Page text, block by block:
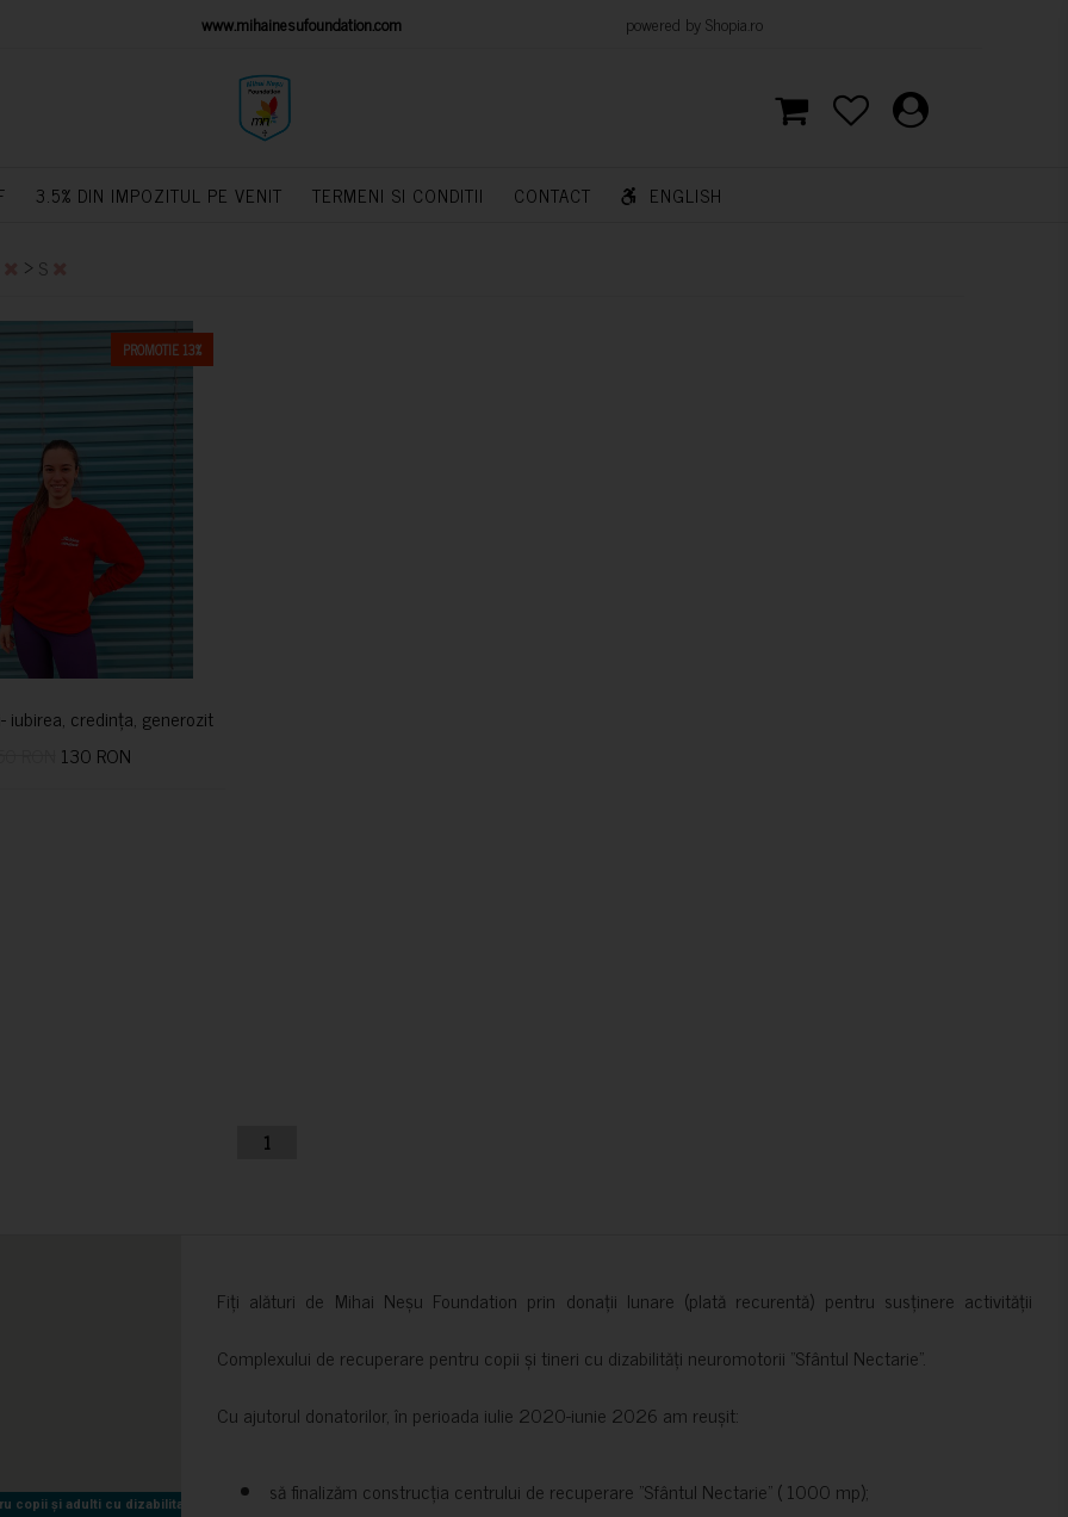
PLATFORM www.mihainesufoundation.com powered by Shopia.ro
3.5% DIN IMPOZITUL PE VENIT TERMENI SI CONDITII CONTACT ENGLISH
> S
PROMOTIE 13%
iubirea, credința, generozitatea vindecă
130 RON
CUMPARA
1
copii și adulti cu dizabilitati neuromotorii Sfântul Nectarie
copii și adulti cu dizabilitati neuromotorii Sfântul Nectarie
Fiți alături de Mihai Neșu Foundation prin donații lunare (plată recurentă) pentru susținere activității
Complexului de recuperare pentru copii și tineri cu dizabilități neuromotorii ”Sfântul Nectarie”.
Cu ajutorul donatorilor, în perioada iulie 2020-iunie 2026 am reușit:
să finalizăm construcția centrului de recuperare ”Sfântul Nectarie” ( 1000 mp);